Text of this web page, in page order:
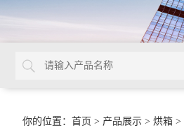
你的位置：首页 > 产品展示 >烘箱 >